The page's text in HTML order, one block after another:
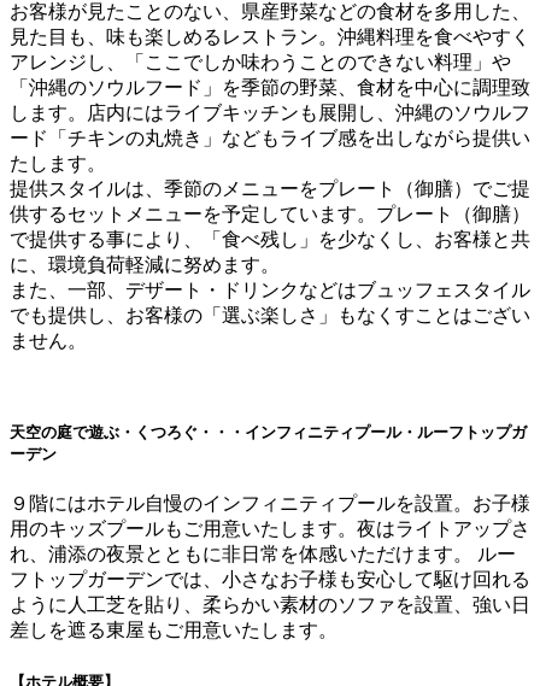
お客様が見たことのない、県産野菜などの食材を多用した、
見た目も、味も楽しめるレストラン。沖縄料理を食べやすく
アレンジし、「ここでしか味わうことのできない料理」や
「沖縄のソウルフード」を季節の野菜、食材を中心に調理致
します。店内にはライブキッチンも展開し、沖縄のソウルフ
ード「チキンの丸焼き」などもライブ感を出しながら提供い
たします。
提供スタイルは、季節のメニューをプレート（御膳）でご提
供するセットメニューを予定しています。プレート（御膳）
で提供する事により、「食べ残し」を少なくし、お客様と共
に、環境負荷軽減に努めます。
また、一部、デザート・ドリンクなどはブュッフェスタイル
でも提供し、お客様の「選ぶ楽しさ」もなくすことはござい
ません。
天空の庭で遊ぶ・くつろぐ・・・インフィニティプール・ルーフトップガ
ーデン
９階にはホテル自慢のインフィニティプールを設置。お子様
用のキッズプールもご用意いたします。夜はライトアップさ
れ、浦添の夜景とともに非日常を体感いただけます。 ルー
フトップガーデンでは、小さなお子様も安心して駆け回れる
ように人工芝を貼り、柔らかい素材のソファを設置、強い日
差しを遮る東屋もご用意いたします。
【ホテル概要】